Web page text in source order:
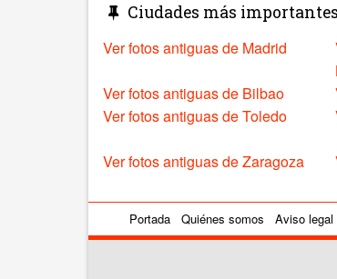
Ciudades más importantes
Ver fotos antiguas de Madrid
Ver fotos antiguas de Bilbao
Ver fotos antiguas de Toledo
Ver fotos antiguas de Zaragoza
Portada Quiénes somos Aviso legal